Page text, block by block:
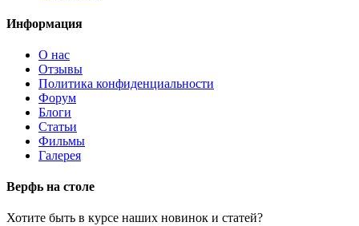
Информация
О нас
Отзывы
Политика конфиденциальности
Форум
Блоги
Статьи
Фильмы
Галерея
Верфь на столе
Хотите быть в курсе наших новинок и статей?